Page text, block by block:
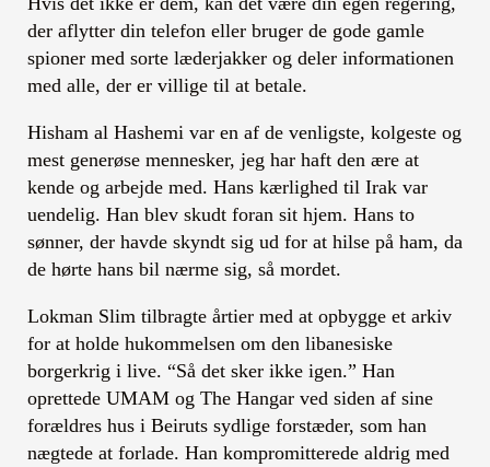
der aflytter din telefon eller bruger de gode gamle
spioner med sorte læderjakker og deler informationen
med alle, der er villige til at betale.
Hisham al Hashemi var en af ​​de venligste, kolgeste og
mest generøse mennesker, jeg har haft den ære at
kende og arbejde med. Hans kærlighed til Irak var
uendelig. Han blev skudt foran sit hjem. Hans to
sønner, der havde skyndt sig ud for at hilse på ham, da
de hørte hans bil nærme sig, så mordet.
Lokman Slim tilbragte årtier med at opbygge et arkiv
for at holde hukommelsen om den libanesiske
borgerkrig i live. “Så det sker ikke igen.” Han
oprettede UMAM og The Hangar ved siden af ​​sine
forældres hus i Beiruts sydlige forstæder, som han
nægtede at forlade. Han kompromitterede aldrig med